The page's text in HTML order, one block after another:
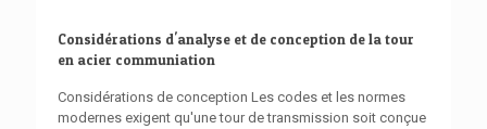
Considérations d'analyse et de conception de la tour
en acier communiation
Considérations de conception Les codes et les normes
modernes exigent qu'une tour de transmission soit conçue